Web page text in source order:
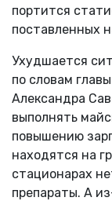
портится
поставленных
Ухудшается
по словам
Александра
выполнять
повышению
находятся на
стационарах
препараты. А